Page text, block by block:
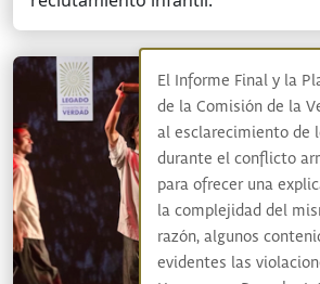
El Informe Final y la
de la Comisión de la
al esclarecimiento de
durante el conflicto
para ofrecer una
la complejidad del
razón, algunos
evidentes las